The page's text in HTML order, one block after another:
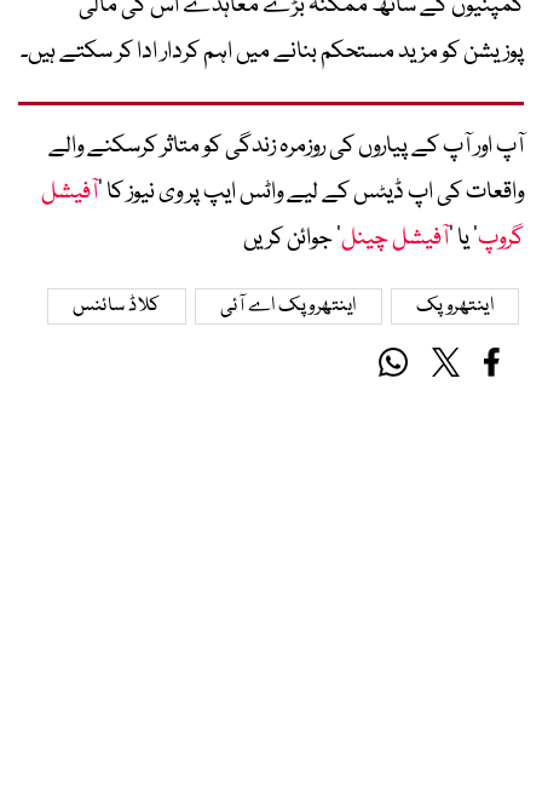
پوزیشن کو مزید مستحکم بنانے میں اہم کردار ادا کر سکتے ہیں۔
آپ اور آپ کے پیاروں کی روزمرہ زندگی کو متاثر کرسکنے والے
واقعات کی اپ ڈیٹس کے لیے واٹس ایپ پر وی نیوز کا ’آفیشل
گروپ‘ یا ’آفیشل چینل‘ جوائن کریں
اینتھروپک اینتھروپک اے آئی کلاڈ سائنس